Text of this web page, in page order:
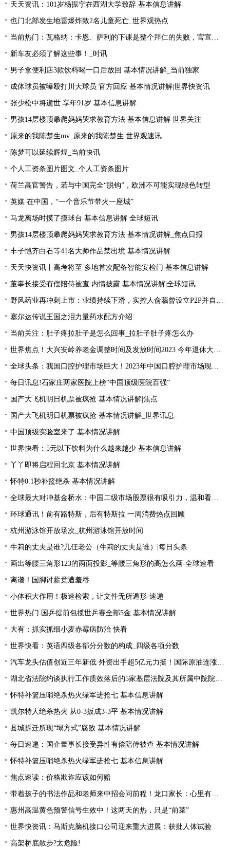
天天资讯：101岁杨振宁在西湖大学致辞 基本信息讲解
也门北部发生地雷爆炸致2名儿童死亡_世界观热点
当前热门：瓦格纳：卡恩、萨利的下课是整个拜仁的失败，官宣的时机让我无言
新车友必须了解这些事！_时讯
男子拿便利店3款饮料喝一口后放回 基本情况讲解_当前独家
成体球员被曝殴打川大球员 官方回应 基本情况讲解|世界快资讯
张少松中将逝世 享年91岁 基本信息讲解
男孩14层楼顶攀爬妈妈哭求教育方法 基本信息讲解 世界关注
原来的我陈楚生mv_原来的我陈楚生 世界观速讯
陈梦可以延续辉煌_当前快讯
个人工资条图片图文_个人工资条图片
荷兰高官警告，若与中国完全“脱钩”，欧洲不可能实现绿色转型
英媒 在中国，“一个音乐节带火一座城”
马龙离场时摸了摸球台 基本信息讲解 全球短讯
男孩14层楼顶攀爬妈妈哭求教育方法 基本情况讲解_焦点日报
丰子恺齐白石等41名大师作品禁出境 基本情况讲解
天天快资讯丨高考将至 多地首次配备智能安检门 基本信息讲解
董事长接受有偿陪侍被查 内情披露 基本情况讲解|全球短讯
野风药业再冲刺上市：业绩持续下滑，实控人俞蘠曾设立P2P并自融 天天观察
塞尔达传说王国之泪力量药水配方介绍
当前关注：肚子疼拉肚子是怎么回事_拉肚子肚子疼怎么办
世界焦点！大兴安岭养老金调整时间及发放时间2023 今年退休大概会涨的的？
全球头条：我国口腔护理市场巨大！2023年中国口腔护理市场现状分析
每日讯息!石家庄两家医院上榜“中国顶级医院百强”
国产大飞机明日机票被疯抢 基本情况讲解|焦点
国产大飞机明日机票被疯抢 基本情况讲解_世界讯息
中国顶级实验室来了 基本情况讲解
世界快看：5元以下饮料为什么越来越少 基本信息讲解
丫丫即将启程回北京 基本情况讲解
怀特0.1秒补篮绝杀 基本情况讲解
全球最大对冲基金桥水：中国二级市场股票很有吸引力，温和看多中国资产|全球简讯
环球通讯！前有路特斯，后有特斯拉 一周消费热点回顾
杭州游泳馆开放场次_杭州游泳馆开放时间
牛莉的丈夫是谁?几仼老公（牛莉的丈夫是谁）|每日头条
画出等腰三角形123的两面投影_等腰三角形的高怎么画-全球速看
离谱！国脚讨薪竟遭羞辱
小体积大作用！极速检索，让文件无所遁形-速递
世界热门:国乒提前包揽世乒赛全部5金 基本情况讲解
大有：抓实抓细小麦赤霉病防治 快看
世界快看：英语四级各部分分数的构成_四级各项分数
汽车龙头估值创近三年新低 外资出手超5亿元力挺！国际原油连涨两周 “聪明资金”加仓能源行业
湖北省法院约谈执行工作质效落后的5家基层法院及其所属中院院长|当前焦点
怀特补篮压哨绝杀热火绿军进抢七 基本信息讲解
凯尔特人绝杀热火 从0-3扳成3-3平 基本情况讲解
县城拆迁所现“塌方式”腐败 基本情况讲解
每日速递：国企董事长接受异性有偿陪侍被查 基本情况讲解
怀特补篮压哨绝杀热火绿军进抢七 基本信息讲解
焦点速读：价格欺诈应该如何赔
带着孩子的书法作品和老师来中招会问前程！龙口家长：心里有底了
惠州高温黄色预警信号生效中！这两天的热，只是“前菜”
世界快资讯：马斯克脑机接口公司迎来重大进展：获批人体试验
高架桥底散步?太危险!